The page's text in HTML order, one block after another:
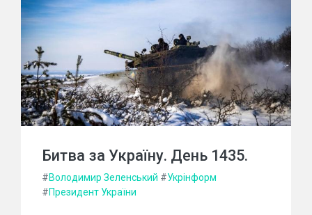
Битва за Україну. День 1435.
#Володимир Зеленський #Укрінформ
#Президент України